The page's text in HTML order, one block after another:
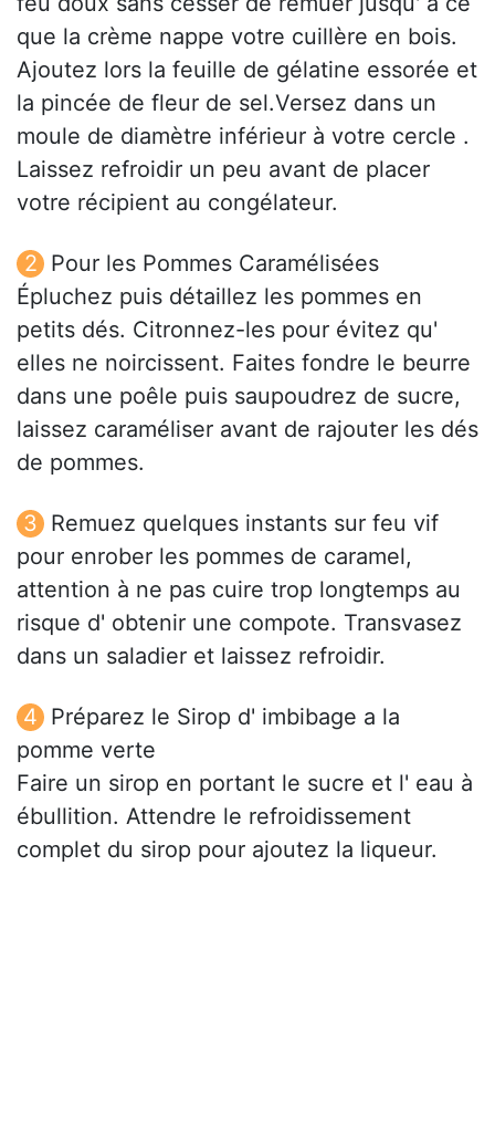
que la crème nappe votre cuillère en bois.
Ajoutez lors la feuille de gélatine essorée et
la pincée de fleur de sel.Versez dans un
moule de diamètre inférieur à votre cercle .
Laissez refroidir un peu avant de placer
votre récipient au congélateur.
Pour les Pommes Caramélisées
Épluchez puis détaillez les pommes en
petits dés. Citronnez-les pour évitez qu'
elles ne noircissent. Faites fondre le beurre
dans une poêle puis saupoudrez de sucre,
laissez caraméliser avant de rajouter les dés
de pommes.
Remuez quelques instants sur feu vif
pour enrober les pommes de caramel,
attention à ne pas cuire trop longtemps au
risque d' obtenir une compote. Transvasez
dans un saladier et laissez refroidir.
Préparez le Sirop d' imbibage a la
pomme verte
Faire un sirop en portant le sucre et l' eau à
ébullition. Attendre le refroidissement
complet du sirop pour ajoutez la liqueur.